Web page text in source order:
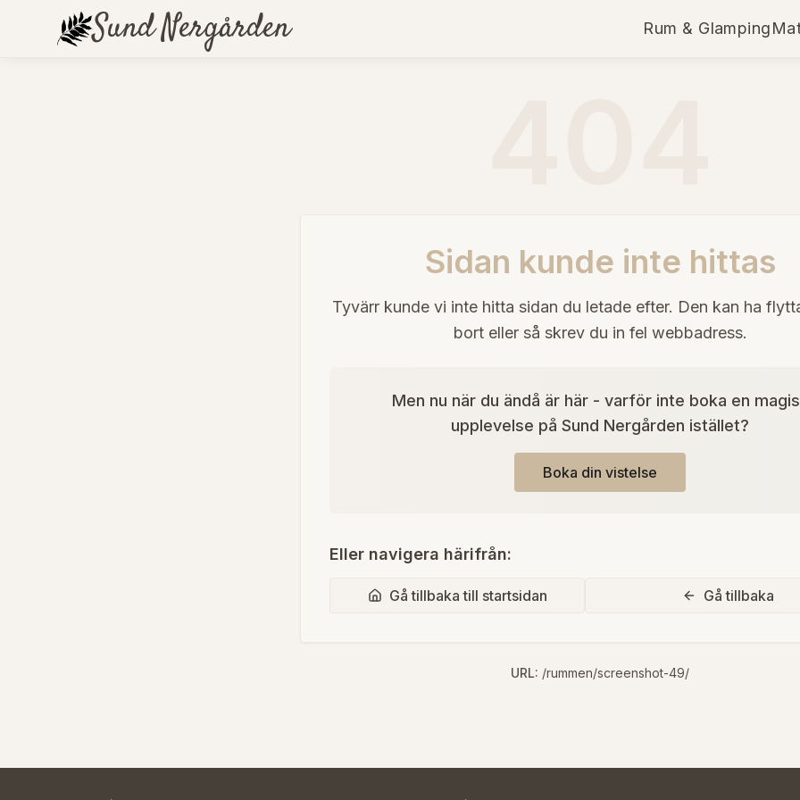
SundNergården Rum & Glamping
Sidan kunde inte hittas
Tyvärr kunde vi inte hitta sidan du letade efter. Den kan ha
bort eller så skrev du in fel webbadress.
Men nu när du ändå är här - varför inte boka en
upplevelse på Sund Nergården istället?
Boka din vistelse
Eller navigera härifrån:
Gå tillbaka till startsidan Gå tillbaka
URL: /rummen/screenshot-49/